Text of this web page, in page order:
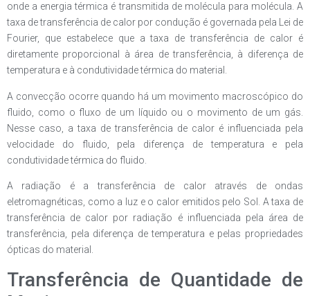
onde a energia térmica é transmitida de molécula para molécula. A
taxa de transferência de calor por condução é governada pela Lei de
Fourier, que estabelece que a taxa de transferência de calor é
diretamente proporcional à área de transferência, à diferença de
temperatura e à condutividade térmica do material.
A convecção ocorre quando há um movimento macroscópico do
fluido, como o fluxo de um líquido ou o movimento de um gás.
Nesse caso, a taxa de transferência de calor é influenciada pela
velocidade do fluido, pela diferença de temperatura e pela
condutividade térmica do fluido.
A radiação é a transferência de calor através de ondas
eletromagnéticas, como a luz e o calor emitidos pelo Sol. A taxa de
transferência de calor por radiação é influenciada pela área de
transferência, pela diferença de temperatura e pelas propriedades
ópticas do material.
Transferência de Quantidade de